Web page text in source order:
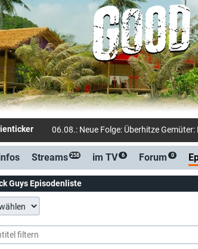
06.08.: Neue Folge: Überhitze
Streams 258 im TV 6 Forum 0
Guys Episodenliste